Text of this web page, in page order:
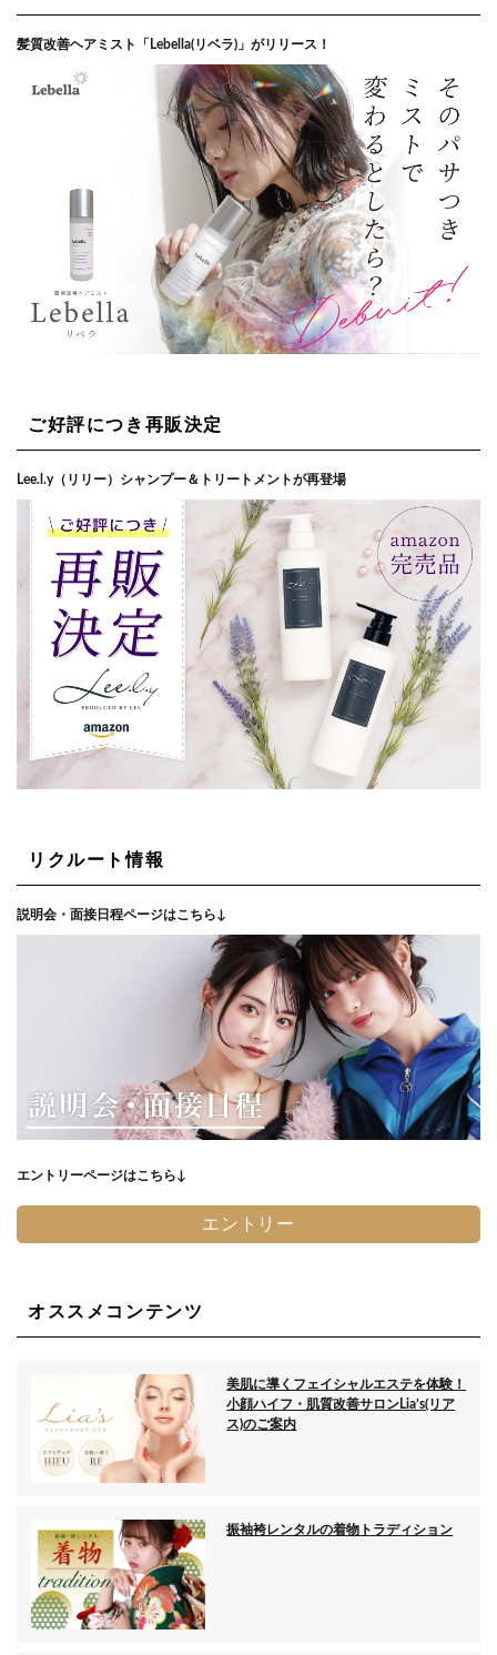
髪質改善ヘアミスト「Lebella(リベラ)」がリリース！
ご好評につき再販決定
Lee.l.y（リリー）シャンプー＆トリートメントが再登場
リクルート情報
説明会・面接日程ページはこちら↓
エントリーページはこちら↓
エントリー
オススメコンテンツ
美肌に導くフェイシャルエステを体験！
小顔ハイフ・肌質改善サロンLia’s(リア
ス)のご案内
振袖袴レンタルの着物トラディション